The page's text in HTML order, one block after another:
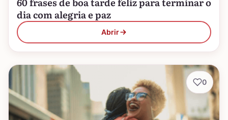
dia com alegria e paz
Abrir
0